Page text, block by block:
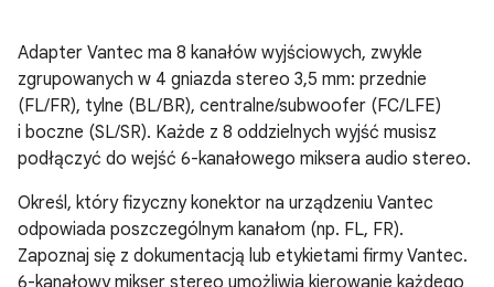
Adapter Vantec ma 8 kanałów wyjściowych, zwykle
zgrupowanych w 4 gniazda stereo 3,5 mm: przednie
(FL/FR), tylne (BL/BR), centralne/subwoofer (FC/LFE)
i boczne (SL/SR). Każde z 8 oddzielnych wyjść musisz
podłączyć do wejść 6-kanałowego miksera audio stereo.
Określ, który fizyczny konektor na urządzeniu Vantec
odpowiada poszczególnym kanałom (np. FL, FR).
Zapoznaj się z dokumentacją lub etykietami firmy Vantec.
6-kanałowy mikser stereo umożliwia kierowanie każdego